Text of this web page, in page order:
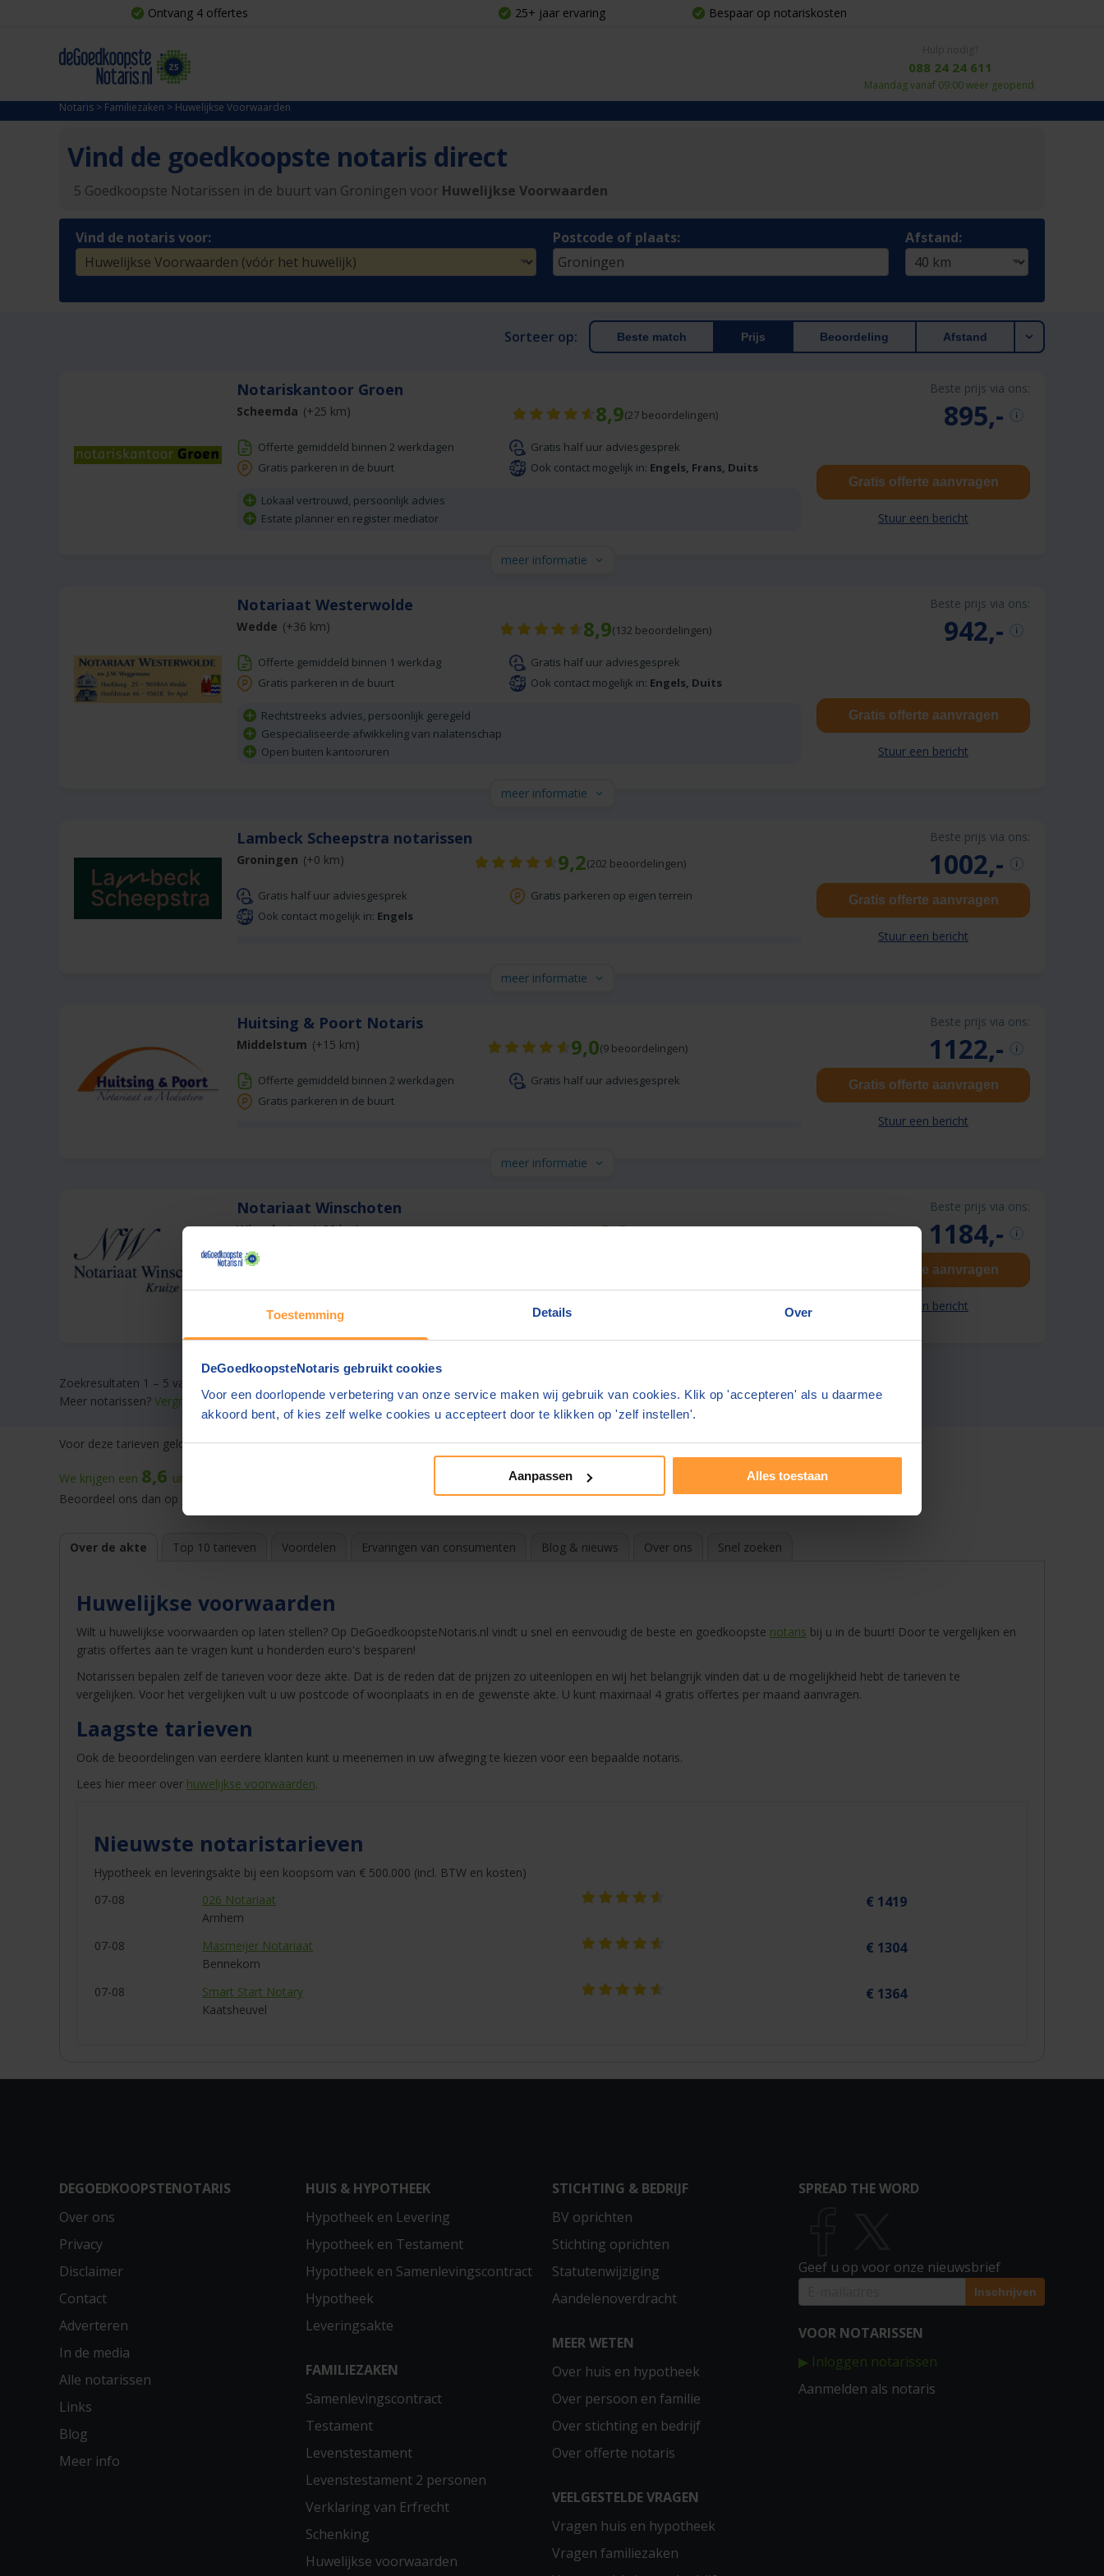
Toestemming Details Over
DeGoedkoopsteNotaris gebruikt cookies
Voor een doorlopende verbetering van onze service maken wij gebruik van cookies. Klik op 'accepteren' als u daarmee
akkoord bent, of kies zelf welke cookies u accepteert door te klikken op 'zelf instellen'.
Aanpassen Alles toestaan
Ontvang 4 offertes 25+ jaar ervaring Bespaar op notariskosten
088 24 24 611
Maandag vanaf 09:00 weer geopend
Notaris > Familiezaken > Huwelijkse Voorwaarden
Vind de goedkoopste notaris direct
5 Goedkoopste Notarissen in de buurt van Groningen voor Huwelijkse Voorwaarden
Vind de notaris voor: Postcode of plaats: Afstand:
Sorteer op: Beste match Prijs Beoordeling Afstand
Beste prijs via ons:
895,-
Notariskantoor Groen
8,9(27beoordelingen)
Scheemda (+25 km)
Offerte gemiddeld binnen 2 werkdagen
Gratis half uur adviesgesprek
Gratis parkeren in de buurt
Ook contact mogelijk in: Engels, Frans, Duits
Lokaal vertrouwd, persoonlijk advies
Estate planner en register mediator
Gratis offerte aanvragen
Stuur een bericht
meer informatie
Beste prijs via ons:
942,-
Notariaat Westerwolde
8,9(132 beoordelingen)
Wedde (+36 km)
Offerte gemiddeld binnen 1 werkdag
Gratis half uur adviesgesprek
Gratis parkeren in de buurt
Ook contact mogelijk in: Engels, Duits
Rechtstreeks advies, persoonlijk geregeld
Gespecialiseerde afwikkeling van nalatenschap
Open buiten kantooruren
Gratis offerte aanvragen
Stuur een bericht
meer informatie
Beste prijs via ons:
1002,-
Lambeck Scheepstra notarissen
9,2(202 beoordelingen)
Groningen (+0 km)
Gratis half uur adviesgesprek
Gratis parkeren op eigen terrein
Ook contact mogelijk in: Engels
Gratis offerte aanvragen
Stuur een bericht
meer informatie
Beste prijs via ons:
1122,-
Huitsing & Poort Notaris
9,0(9 beoordelingen)
Middelstum (+15 km)
Offerte gemiddeld binnen 2 werkdagen
Gratis half uur adviesgesprek
Gratis parkeren in de buurt
Gratis offerte aanvragen
Stuur een bericht
meer informatie
Beste prijs via ons:
1184,-
Notariaat Winschoten
8,8
Winschoten (+30 km)
Offerte gemiddeld binnen 1 werkdag Gratis offerte aanvragen
Stuur een bericht
Zoekresultaten 1 – 5 van 5
Meer notarissen? Vergroot de straal.
Voor deze tarieven geldengebruikelijke werkzaamheden.De bedragen zijn inclusief btw enbijkomende kosten.
We krijgen een 8,6 uit
op onze website. Geeft u liever ergens anders feedback?
Beoordeel ons dan op
beste notarissite 2024
Over de akte
Huwelijkse voorwaarden
Wilt u huwelijkse voorwaarden op laten stellen? Op DeGoedkoopsteNotaris.nl vindt u snel en eenvoudig de beste en goedkoopste notaris bij u in de buurt! Door te vergelijken en
gratis offertes aan te vragen kunt u honderden euro's besparen!
Notarissen bepalen zelf de tarieven voor deze akte. Dat is de reden dat de prijzen zo uiteenlopen en wij het belangrijk vinden dat u de mogelijkheid hebt de tarieven te
vergelijken. Voor het vergelijken vult u uw postcode of woonplaats in en de gewenste akte. U kunt maximaal 4 gratis offertes per maand aanvragen.
Laagste tarieven
Ook de beoordelingen van eerdere klanten kunt u meenemen in uw afweging te kiezen voor een bepaalde notaris.
Lees hier meer over huwelijkse voorwaarden.
Nieuwste notaristarieven
Hypotheek en leveringsakte bij een koopsom van € 500.000 (incl. BTW en kosten)
07-08
026 Notariaat
Arnhem
€ 1419
07-08
Masmeijer Notariaat
Bennekom
€ 1304
07-08
Smart Start Notary
Kaatsheuvel
€ 1364
Top 10 tarieven Voordelen Ervaringen van consumenten Blog & nieuws Over ons Snel zoeken
DEGOEDKOOPSTENOTARIS
Over ons
Privacy
Disclaimer
Contact
Adverteren
In de media
Alle notarissen
Links
Blog
Meer info
HUIS & HYPOTHEEK
Hypotheek en Levering
Hypotheek en Testament
Hypotheek en Samenlevingscontract
Hypotheek
Leveringsakte
FAMILIEZAKEN
Samenlevingscontract
Testament
Levenstestament
Levenstestament 2 personen
Verklaring van Erfrecht
Schenking
Huwelijkse voorwaarden
STICHTING & BEDRIJF
BV oprichten
Stichting oprichten
Statutenwijziging
Aandelenoverdracht
MEER WETEN
Over huis en hypotheek
Over persoon en familie
Over stichting en bedrijf
Over offerte notaris
VEELGESTELDE VRAGEN
Vragen huis en hypotheek
Vragen familiezaken
SPREAD THE WORD
Geef u op voor onze nieuwsbrief
VOOR NOTARISSEN
▶ Inloggen notarissen
Aanmelden als notaris